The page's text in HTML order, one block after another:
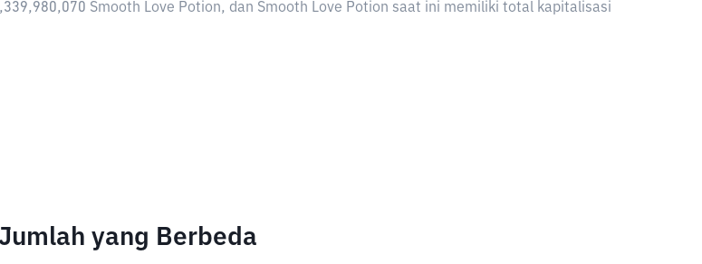
Smooth Love Potion, dan Smooth Love Potion saat ini memiliki total kapitalisasi
yang Berbeda